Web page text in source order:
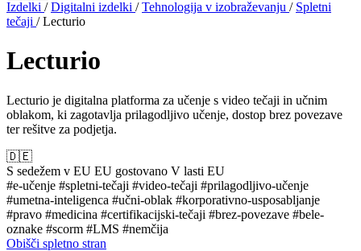
Izdelki / Digitalni izdelki / Tehnologija v izobraževanju / Spletni
tečaji / Lecturio
Lecturio
Lecturio je digitalna platforma za učenje s video tečaji in učnim
oblakom, ki zagotavlja prilagodljivo učenje, dostop brez povezave
ter rešitve za podjetja.
🇩🇪
S sedežem v EU EU gostovano V lasti EU
#e-učenje #spletni-tečaji #video-tečaji #prilagodljivo-učenje
#umetna-inteligenca #učni-oblak #korporativno-usposabljanje
#pravo #medicina #certifikacijski-tečaji #brez-povezave #bele-
oznake #scorm #LMS #nemčija
Obišči spletno stran